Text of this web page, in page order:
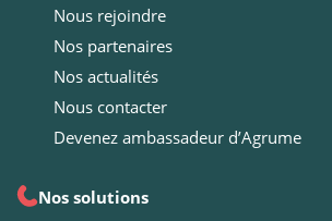
Nous rejoindre
Nos partenaires
Nos actualités
Nous contacter
Devenez ambassadeur d’Agrume
Nos solutions